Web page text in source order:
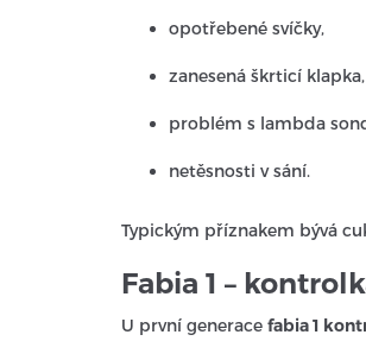
opotřebené svíčky,
zanesená škrticí klapka,
problém s lambda
netěsnosti v sání.
Typickým příznakem bývá
Fabia 1 –
U první generace fabia 1